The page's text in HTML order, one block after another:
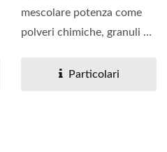
mescolare potenza come
polveri chimiche, granuli di
Particolari